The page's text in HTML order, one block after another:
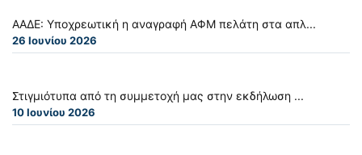
ΑΑΔΕ: Υποχρεωτική η αναγραφή ΑΦΜ πελάτη στα απλ...
26 Ιουνίου 2026
Στιγμιότυπα από τη συμμετοχή μας στην εκδήλωση ...
10 Ιουνίου 2026